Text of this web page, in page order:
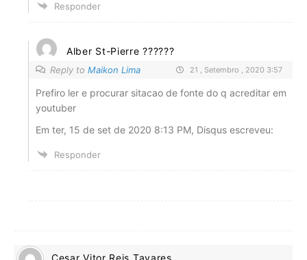
Responder
Alber St-Pierre ??????
Reply to Maikon Lima 21 , Setembro , 2020 3:57
Prefiro ler e procurar sitacao de fonte do q acreditar em
youtuber
Em ter, 15 de set de 2020 8:13 PM, Disqus escreveu:
Responder